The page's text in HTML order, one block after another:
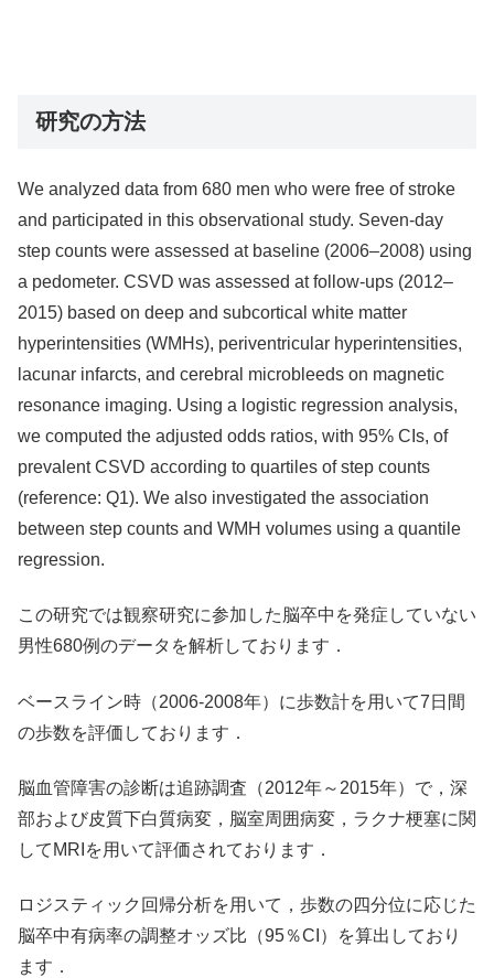
研究の方法
We analyzed data from 680 men who were free of stroke
and participated in this observational study. Seven-day
step counts were assessed at baseline (2006–2008) using
a pedometer. CSVD was assessed at follow-ups (2012–
2015) based on deep and subcortical white matter
hyperintensities (WMHs), periventricular hyperintensities,
lacunar infarcts, and cerebral microbleeds on magnetic
resonance imaging. Using a logistic regression analysis,
we computed the adjusted odds ratios, with 95% CIs, of
prevalent CSVD according to quartiles of step counts
(reference: Q1). We also investigated the association
between step counts and WMH volumes using a quantile
regression.
この研究では観察研究に参加した脳卒中を発症していない
男性680例のデータを解析しております．
ベースライン時（2006-2008年）に歩数計を用いて7日間
の歩数を評価しております．
脳血管障害の診断は追跡調査（2012年～2015年）で，深
部および皮質下白質病変，脳室周囲病変，ラクナ梗塞に関
してMRIを用いて評価されております．
ロジスティック回帰分析を用いて，歩数の四分位に応じた
脳卒中有病率の調整オッズ比（95％CI）を算出しており
ます．